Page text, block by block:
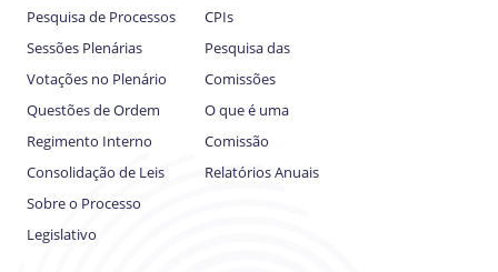
Pesquisa de Processos
Sessões Plenárias
Votações no Plenário
Questões de Ordem
Regimento Interno
Consolidação de Leis
Sobre o Processo
Legislativo
CPIs
Pesquisa das
Comissões
O que é uma
Comissão
Relatórios Anuais